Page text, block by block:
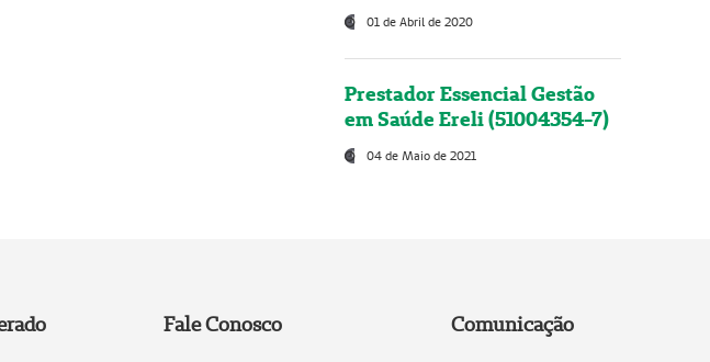
01 de Abril de 2020
Prestador Essencial Gestão
em Saúde Ereli (51004354-7)
04 de Maio de 2021
Fale Conosco Comunicação